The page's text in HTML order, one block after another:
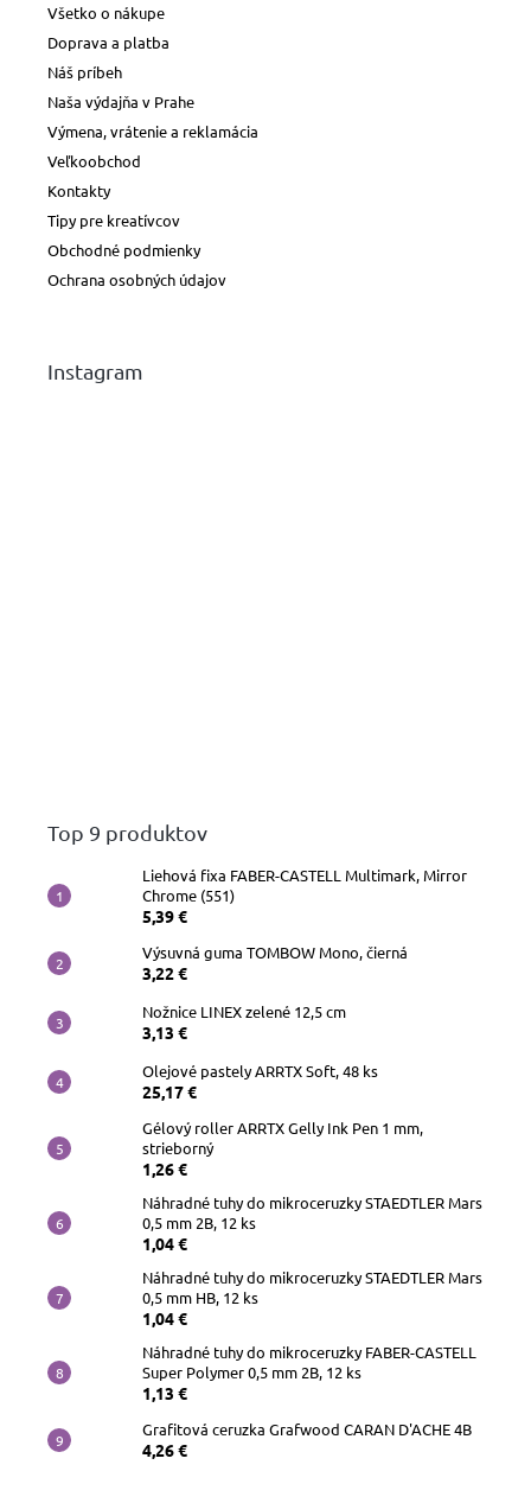
Všetko o nákupe
Doprava a platba
Náš príbeh
Naša výdajňa v Prahe
Výmena, vrátenie a reklamácia
Veľkoobchod
Kontakty
Tipy pre kreatívcov
Obchodné podmienky
Ochrana osobných údajov
Instagram
Top 9 produktov
Liehová fixa FABER-CASTELL Multimark, Mirror
Chrome (551)
5,39 €
Výsuvná guma TOMBOW Mono, čierná
3,22 €
Nožnice LINEX zelené 12,5 cm
3,13 €
Olejové pastely ARRTX Soft, 48 ks
25,17 €
Gélový roller ARRTX Gelly Ink Pen 1 mm,
strieborný
1,26 €
Náhradné tuhy do mikroceruzky STAEDTLER Mars
0,5 mm 2B, 12 ks
1,04 €
Náhradné tuhy do mikroceruzky STAEDTLER Mars
0,5 mm HB, 12 ks
1,04 €
Náhradné tuhy do mikroceruzky FABER-CASTELL
Super Polymer 0,5 mm 2B, 12 ks
1,13 €
Grafitová ceruzka Grafwood CARAN D'ACHE 4B
4,26 €